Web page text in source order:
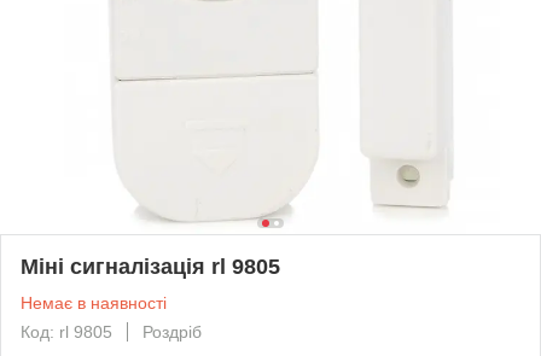
Міні сигналізація rl 9805
Немає в наявності
Код: rl 9805
Роздріб